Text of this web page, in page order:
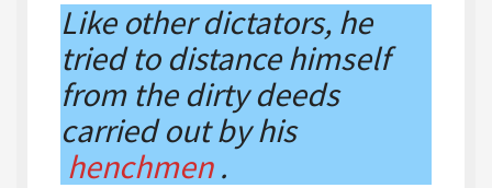
Like other dictators, he
tried to distance himself
from the dirty deeds
carried out by his
henchmen .